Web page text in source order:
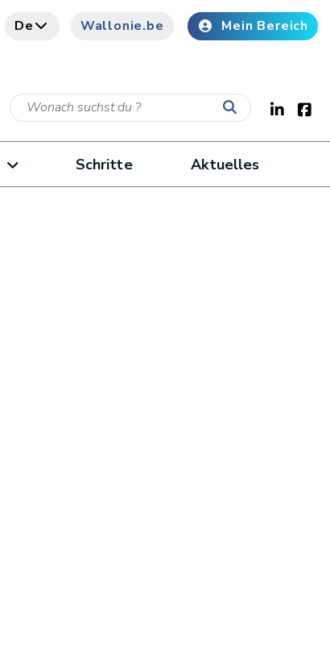
De Wallonie.be Mein Bereich
Schritte Aktuelles